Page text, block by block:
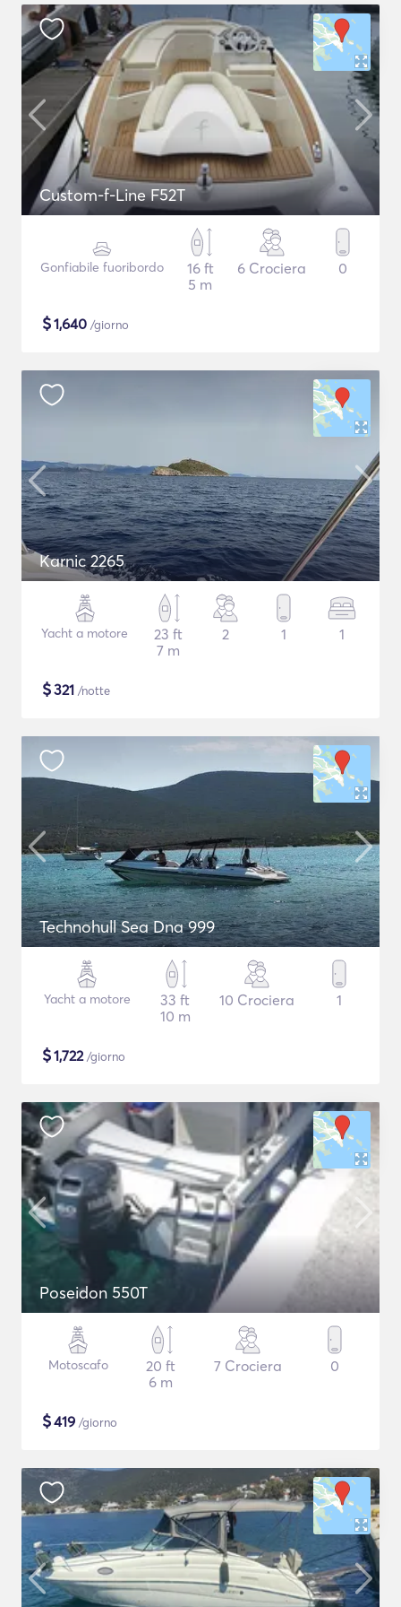
Custom-f-Line F52T
Gonfiabile fuoribordo
16 ft
5 m
6 Crociera 0
$1,640 /giorno
Karnic 2265
Yacht a motore
23 ft
7 m
2 1 1
$321 /notte
Technohull Sea Dna 999
Yacht a motore
33 ft
10 m
10 Crociera 1
$1,722/giorno
Poseidon 550T
Motoscafo
20 ft
6 m
7 Crociera 0
$419 /giorno